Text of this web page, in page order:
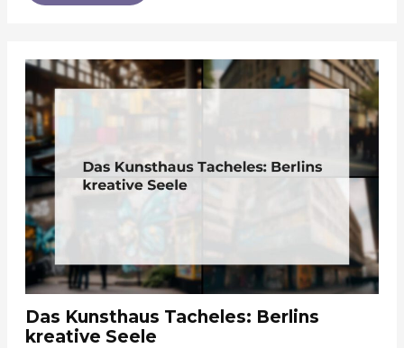
Das Kunsthaus Tacheles: Berlins
kreative Seele